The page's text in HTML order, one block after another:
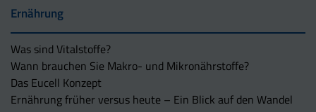
Ernährung
Was sind Vitalstoffe?
Wann brauchen Sie Makro- und Mikronährstoffe?
Das Eucell Konzept
Ernährung früher versus heute – Ein Blick auf den Wandel